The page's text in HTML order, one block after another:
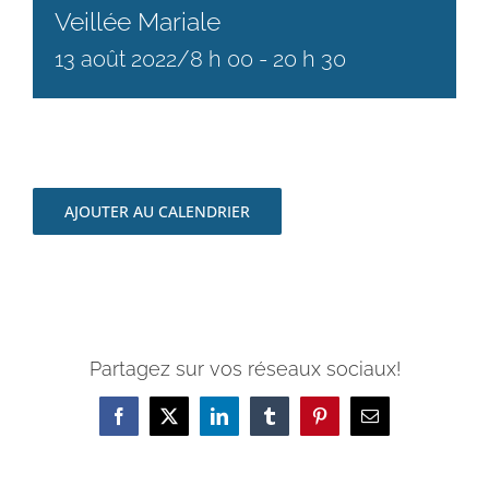
Veillée Mariale
13 août 2022/8 h 00 - 20 h 30
AJOUTER AU CALENDRIER
Partagez sur vos réseaux sociaux!
Facebook
X LinkedInTumblrPinterestEmail